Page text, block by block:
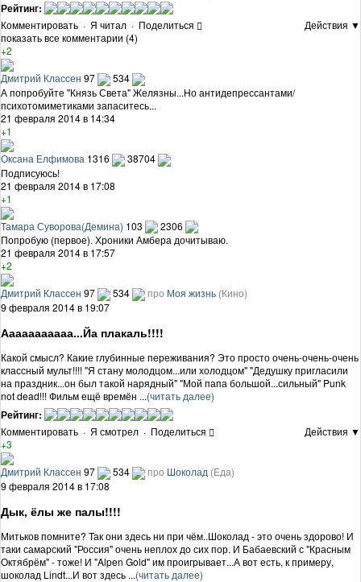
Рейтинг:
Комментировать · Я читал · Поделиться
Действия ▼
показать все комментарии (4)
+2
Дмитрий Классен 97
534
А попробуйте "Князь Света" Желязны...Но антидепрессантами/
психотомиметиками запаситесь...
21 февраля 2014 в 14:34
+1
Оксана Елфимова 1316
38704
Подписуюсь!
21 февраля 2014 в 17:08
+1
Тамара Суворова(Демина) 103
2306
Попробую (первое). Хроники Амбера дочитываю.
21 февраля 2014 в 17:57
+2
Дмитрий Классен 97 534 про Моя жизнь (Кино)
9 февраля 2014 в 19:07
Ааааааааааа...Йа плакаль!!!!
Какой смысл? Какие глубинные переживания? Это просто очень-очень-очень
классный мульт!!!! "Я стану молодцом...или холодцом" "Дедушку пригласили
на праздник...он был такой нарядный" "Мой папа большой...сильный" Punk
not dead!!! Фильм ещё времён ...(читать далее)
Рейтинг:
Комментировать · Я смотрел · Поделиться
Действия ▼
+3
Дмитрий Классен 97 534 про Шоколад (Еда)
9 февраля 2014 в 17:08
Дык, ёлы же палы!!!!
Митьков помните? Так они здесь ни при чём..Шоколад - это очень здорово! И
таки самарский "Россия" очень неплох до сих пор. И Бабаевский с "Красным
Октябрём" - тоже! И "Alpen Gold" им проигрывает...А вот есть, к примеру,
шоколад Lindt...И вот здесь ...(читать далее)